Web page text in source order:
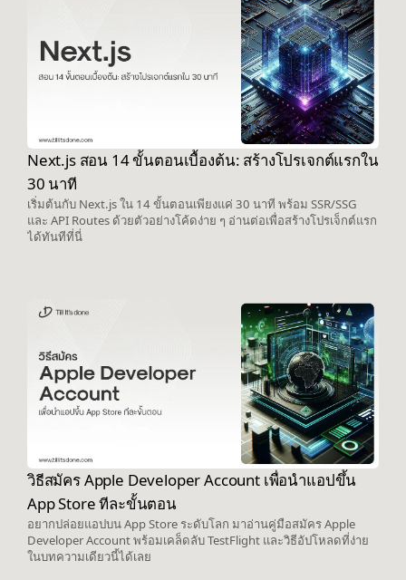
Next.js สอน 14 ขั้นตอนเบื้องต้น: สร้างโปรเจกต์แรกใน
30 นาที
เริ่มต้นกับ Next.js ใน 14 ขั้นตอนเพียงแค่ 30 นาที พร้อม SSR/SSG
และ API Routes ด้วยตัวอย่างโค้ดง่าย ๆ อ่านต่อเพื่อสร้างโปรเจ็กต์แรก
ได้ทันทีที่นี่
วิธีสมัคร Apple Developer Account เพื่อนำแอปขึ้น
App Store ทีละขั้นตอน
อยากปล่อยแอปบน App Store ระดับโลก มาอ่านคู่มือสมัคร Apple
Developer Account พร้อมเคล็ดลับ TestFlight และวิธีอัปโหลดที่ง่าย
ในบทความเดียวนี้ได้เลย